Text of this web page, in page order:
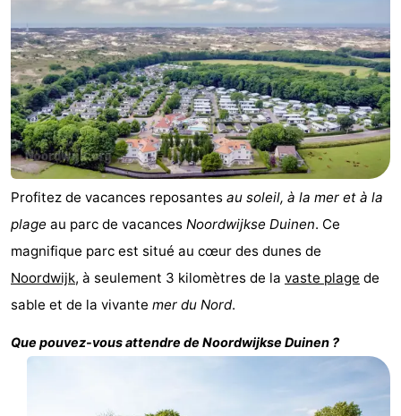
Spar
Noordduinen
Duinresort
Dunimar
-
Noordwijkse
Duinen
-
Parc
du
Soleil
Hôtels
Last
minutes
Plages
Voir
et
faire
Lieux
d'intérêt
-
Musées
-
Profitez de vacances reposantes au soleil, à la mer et à la
plage au parc de vacances Noordwijkse Duinen. Ce
magnifique parc est situé au cœur des dunes de
Noordwijk, à seulement 3 kilomètres de la vaste plage de
sable et de la vivante mer du Nord.
Que pouvez-vous attendre de Noordwijkse Duinen ?